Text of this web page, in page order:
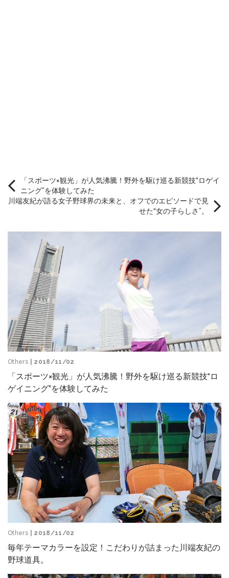
「スポーツ×観光」が人気沸騰！野外を駆け巡る新競技“ロゲイ
ニング”を体験してみた
川端友紀が語る女子野球界の未来と、オフでのエピソードで見
せた“女の子らしさ”。
Others | 2018/11/02
「スポーツ×観光」が人気沸騰！野外を駆け巡る新競技“ロ
ゲイニング”を体験してみた
Others | 2018/11/02
毎年テーマカラーを設定！こだわりが詰まった川端友紀の
野球道具。